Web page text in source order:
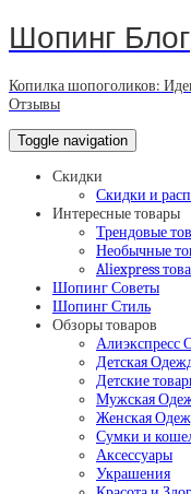
Шопинг Блог
Копилка шопоголиков:
Отзывы
Toggle navigation
Скидки
Скидки и
Интересные товары
Трендовые
Необычные
Aliexpress
Шопинг Советы
Шопинг Стиль
Обзоры товаров
Алиэкспресс
Детская
Детские
Мужская
Женская
Сумки и
Аксессуары
Украшения